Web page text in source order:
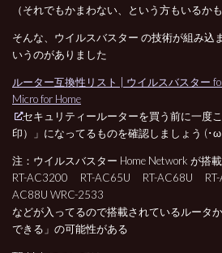
（それでもかまわない、という方もいるか
そんな、ウイルスバスター の技術が組み込
いうのがありました
ルーター互換性リスト | ウイルスバスター
Micro for Home
セキュリティールーターを買う前に一度
印）」になってるものを確認しましょう (･ω
注：ウイルスバスター Home Network が搭
RT-AC3200 RT-AC65U RT-AC68U
AC88U WRC-2533
などが入ってるので搭載されているルータ
できる」の可能性がある